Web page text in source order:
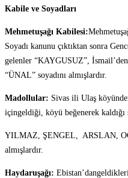
Kabile ve Soyadları
Mehmetuşağı Kabilesi:
Soyadı kanunu çıktıktan sonra
gelenler “KAYGUSUZ”,
“ÜNAL” soyadını almışlardır.
Madollular: Sivas ili Ulaş
içingeldiği, köyü beğenerek kaldığı
YILMAZ, ŞENGEL, ARSLAN,
almışlardır.
Haydaruşağı: